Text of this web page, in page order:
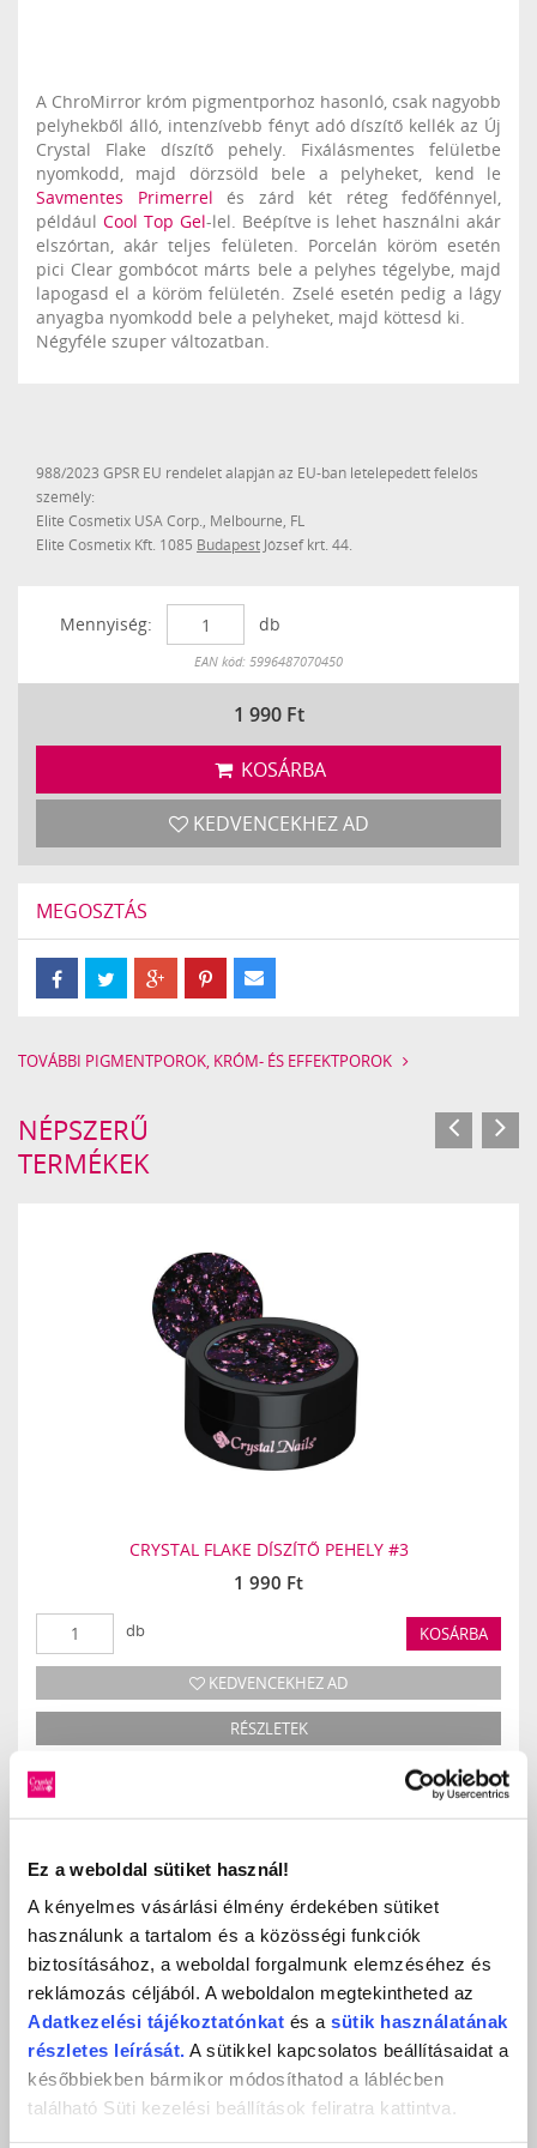
Ez a weboldal sütiket használ!
A kényelmes vásárlási élmény érdekében sütiket
használunk a tartalom és a közösségi funkciók
biztosításához, a weboldal forgalmunk elemzéséhez és
reklámozás céljából. A weboldalon megtekintheted az
Adatkezelési tájékoztatónkat és a sütik használatának
részletes leírását. A sütikkel kapcsolatos beállításaidat a
későbbiekben bármikor módosíthatod a láblécben
található Süti kezelési beállítások feliratra kattintva.
A ChroMirror króm pigmentporhoz hasonló, csak nagyobb
pelyhekből álló, intenzívebb fényt adó díszítő kellék az Új
Crystal Flake díszítő pehely. Fixálásmentes felületbe
nyomkodd, majd dörzsöld bele a pelyheket, kend le
Savmentes Primerrel és zárd két réteg fedőfénnyel,
például Cool Top Gel-lel. Beépítve is lehet használni akár
elszórtan, akár teljes felületen. Porcelán köröm esetén
pici Clear gombócot márts bele a pelyhes tégelybe, majd
lapogasd el a köröm felületén. Zselé esetén pedig a lágy
anyagba nyomkodd bele a pelyheket, majd köttesd ki.
Négyféle szuper változatban.
988/2023 GPSR EU rendelet alapján az EU-ban letelepedett felelős
személy:
Elite Cosmetix USA Corp., Melbourne, FL
Elite Cosmetix Kft. 1085 Budapest József krt. 44.
Mennyiség: db
Készleten
EAN kód: 5996487070450
1 990 Ft
KOSÁRBA
KEDVENCEKHEZ AD
MEGOSZTÁS
TOVÁBBI PIGMENTPOROK, KRÓM- ÉS EFFEKTPOROK
NÉPSZERŰ
TERMÉKEK
CRYSTAL FLAKE DÍSZÍTŐ PEHELY #3
1 990 Ft
db KOSÁRBA
KEDVENCEKHEZ AD
RÉSZLETEK
VÉLEMÉNYEZÉS
Értékeles (0 szavazat alapján)
0 / 5
Még nincs értékelve.
LEGYÉL TE AZ ELSŐ